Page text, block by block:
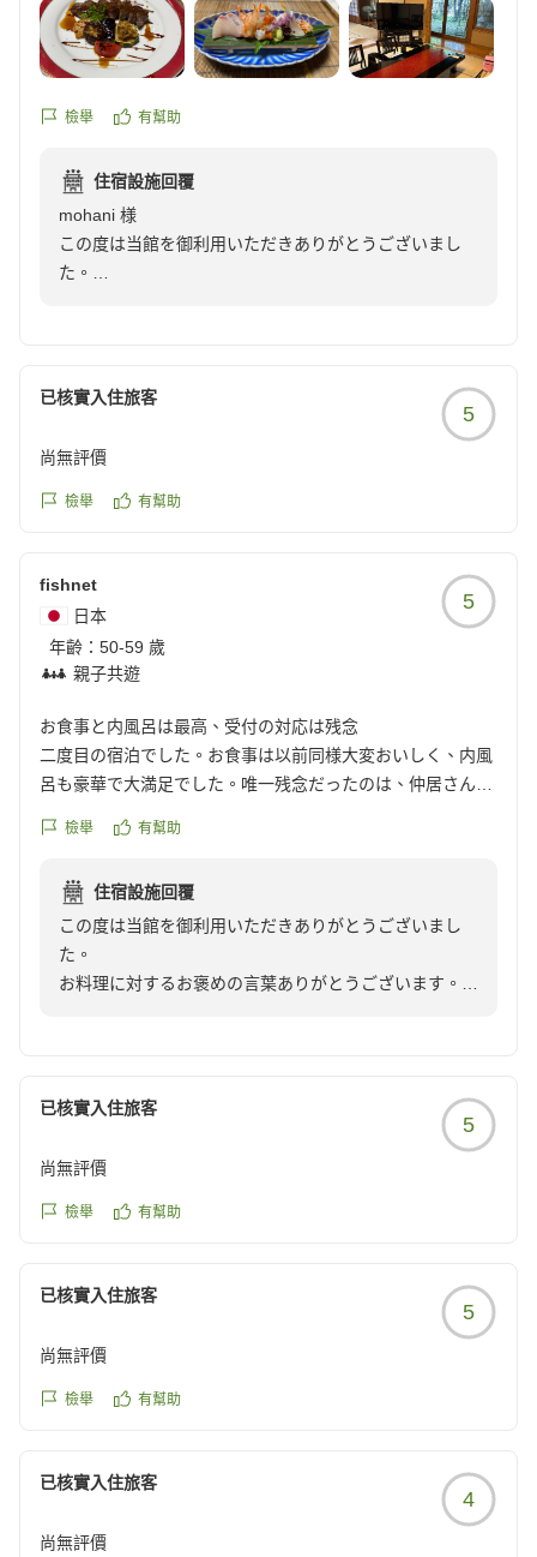
お料理の品数も量も多くて
ステーキは柔らかくて感動しました。
お部屋までもスムーズに移動できチェックアウト後も貸して
車椅子のまま観光もできたので足が悪く滅多に観光できない
ので凄く喜んでいました。
お部屋を担当してくださった中居さんも、とても素敵な方で
何もかもが最高の旅になりました。
reviewId=33123478102334
檢舉 有幫助
住宿設施回覆
mohani 様
この度は当館を御利用いただきありがとうございまし
た。
お待ちいたしております。
猛暑が続いております。どうぞ、皆様お身体ご自愛くだ
さいませ。
已核實入住旅客
5
尚無評價
檢舉 有幫助
fishnet
日本
年齡： 50-59 歲
親子共遊
5
お食事と内風呂は最高、受付の対応は残念
二度目の宿泊でした。お食事は以前同様大変おいしく、内風
呂も豪華で大満足でした。唯一残念だったのは、仲居さんが
だったことです。
https://review.travel.rakuten.co.jp/hotel/voice/38277?
reviewId=33123477759797
檢舉 有幫助
住宿設施回覆
この度は当館を御利用いただきありがとうございまし
た。
お料理に対するお褒めの言葉ありがとうございます。以
応に気を付けていきたいと思います。又、お越し下さる
のを、お待ちいたしております。ありがとうございまし
た。
已核實入住旅客
5
尚無評價
檢舉 有幫助
已核實入住旅客
5
尚無評價
檢舉 有幫助
已核實入住旅客
4
尚無評價